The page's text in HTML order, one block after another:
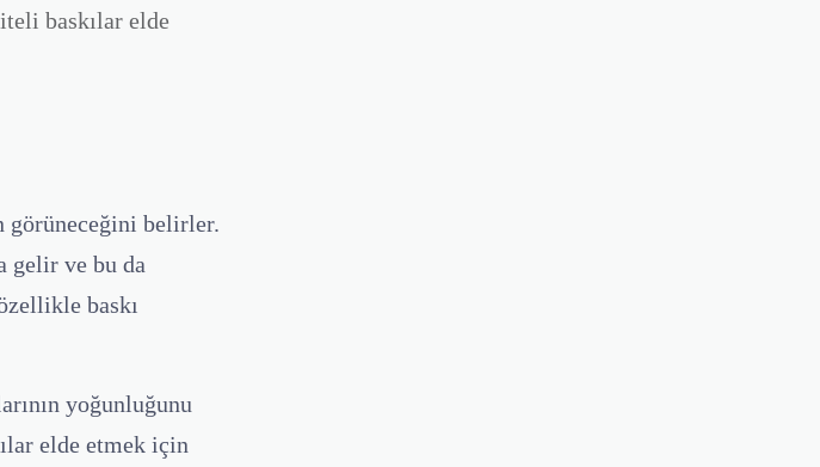
baskılar elde
görüneceğini belirler.
gelir ve bu da
baskı
yoğunluğunu
elde etmek için